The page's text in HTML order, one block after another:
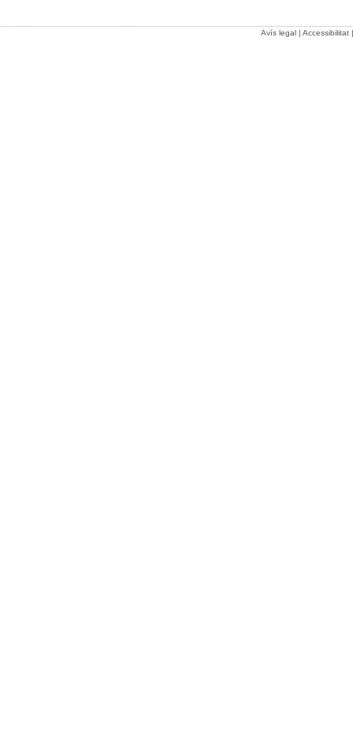
Avís legal| Accessibilitat